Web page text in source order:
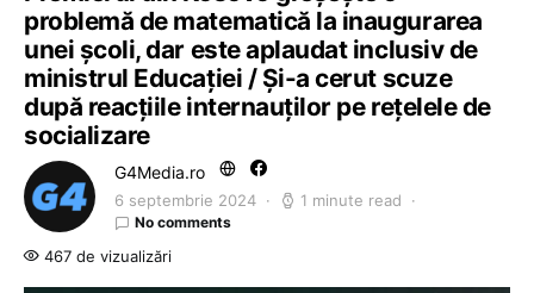
problemă de matematică la inaugurarea
unei școli, dar este aplaudat inclusiv de
ministrul Educației / Și-a cerut scuze
după reacțiile internauților pe rețelele de
socializare
G4Media.ro
6 septembrie 2024 1 minute read
No comments
467 de vizualizări